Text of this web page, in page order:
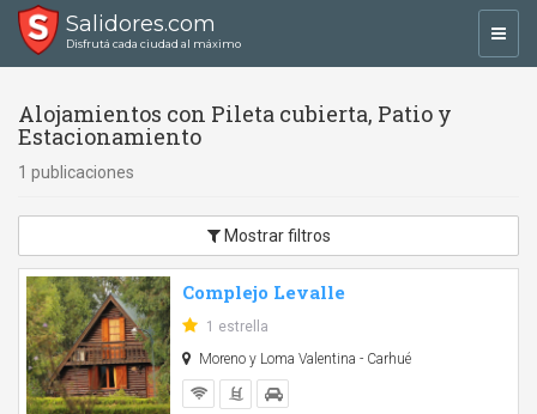
Salidores.com
Disfrutá cada ciudad al máximo
Alojamientos con Pileta cubierta, Patio y
Estacionamiento
1 publicaciones
Mostrar filtros
Complejo Levalle
1 estrella
Moreno y Loma Valentina - Carhué